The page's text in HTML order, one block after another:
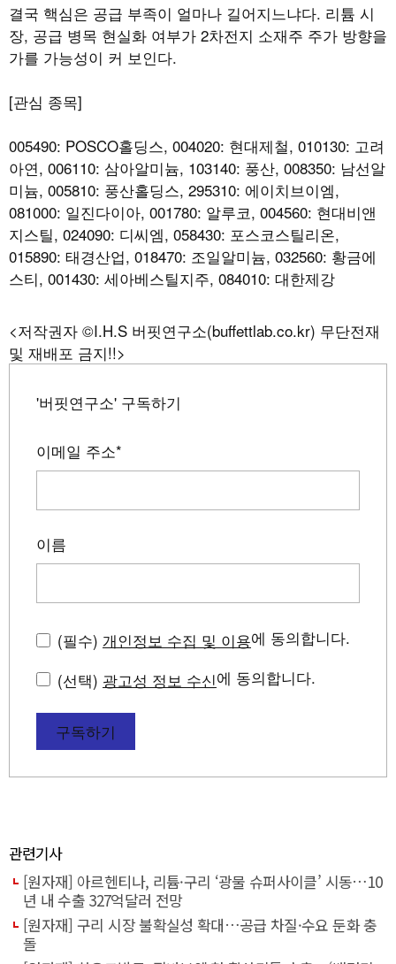
결국 핵심은 공급 부족이 얼마나 길어지느냐다. 리튬 시
장, 공급 병목 현실화 여부가 2차전지 소재주 주가 방향을
가를 가능성이 커 보인다.
[관심 종목]
005490: POSCO홀딩스, 004020: 현대제철, 010130: 고려
아연, 006110: 삼아알미늄, 103140: 풍산, 008350: 남선알
미늄, 005810: 풍산홀딩스, 295310: 에이치브이엠,
081000: 일진다이아, 001780: 알루코, 004560: 현대비앤
지스틸, 024090: 디씨엠, 058430: 포스코스틸리온,
015890: 태경산업, 018470: 조일알미늄, 032560: 황금에
스티, 001430: 세아베스틸지주, 084010: 대한제강
<저작권자 ©I.H.S 버핏연구소(buffettlab.co.kr) 무단전재
및 재배포 금지!!>
'버핏연구소' 구독하기
이메일 주소*
이름
(필수) 개인정보 수집 및 이용에 동의합니다.
(선택) 광고성 정보 수신에 동의합니다.
구독하기
관련기사
[원자재] 아르헨티나, 리튬·구리 ‘광물 슈퍼사이클’ 시동…10
년 내 수출 327억달러 전망
[원자재] 구리 시장 불확실성 확대…공급 차질·수요 둔화 충
돌